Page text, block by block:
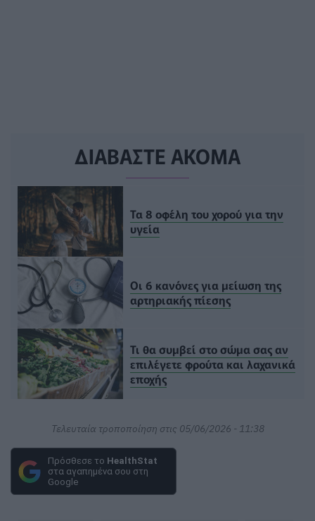
ΔΙΑΒΑΣΤΕ ΑΚΟΜΑ
Τα 8 οφέλη του χορού για την
υγεία
Οι 6 κανόνες για μείωση της
αρτηριακής πίεσης
Τι θα συμβεί στο σώμα σας αν
επιλέγετε φρούτα και λαχανικά
εποχής
Τελευταία τροποποίηση στις 05/06/2026 - 11:38
Πρόσθεσε το HealthStat
στα αγαπημένα σου στη
Google